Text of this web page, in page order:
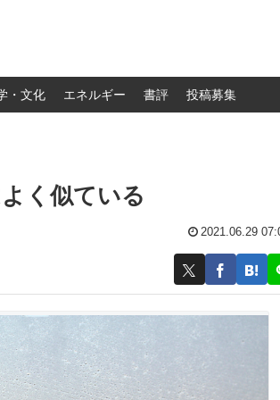
・文化 エネルギー 書評 投稿募集
く似ている
2021.06.29